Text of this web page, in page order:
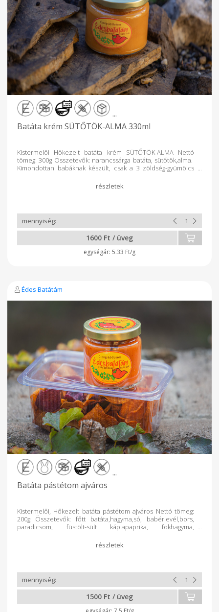
...
Batáta krém SÜTŐTÖK-ALMA 330ml
Kistermelői Hőkezelt batáta krém SÜTŐTÖK-ALMA Nettó
tömeg: 300g Összetevők: narancssárga batáta, sütőtök,alma.
Kimondottan babáknak készült, csak a 3 zöldség-gyümölcs
tartósítószer és adalékmentesek, nem tartalmaz glutént,
laktózt és állati eredetű összetevőt! Felnőtteknek is ajánlom:
1600 Ft / üveg
5.33 Ft/g
Édes Batátám
...
Batáta pástétom ajváros
Kistermelői, Hőkezelt batáta pástétom ajváros Nettó tömeg:
200g Összetevők: főtt batáta,hagyma,só, babérlevél,bors,
paradicsom, füstölt-sült kápiapaprika, fokhagyma,
elfogyasztandó! Ajánlom: chipshez, pizza-melegszendvics
krémnek, sült húsokhoz, zöldségköretek színesítéséhez,
1500 Ft / üveg